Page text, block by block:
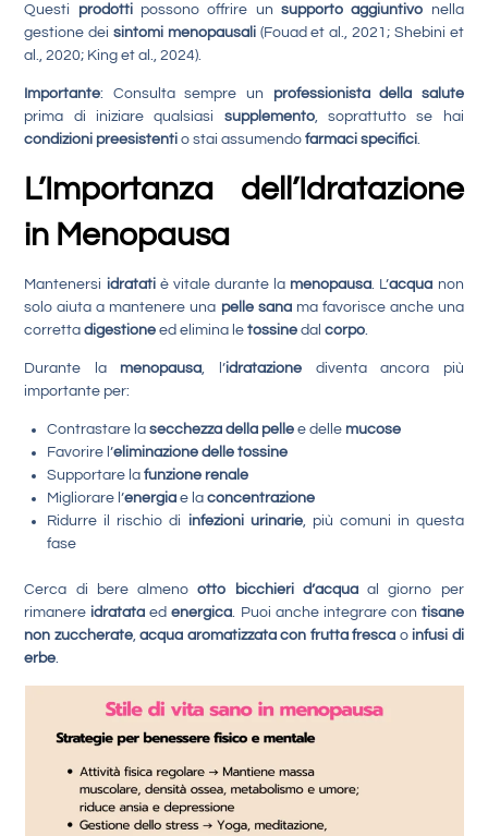
Questi prodottipossono offrire un supporto aggiuntivo nella
gestione dei sintomi menopausali(Fouad et al., 2021; Shebini et
al., 2020; King et al., 2024).
Importante: Consulta sempre un
professionista della salute
prima di iniziare qualsiasi supplemento, soprattutto se hai
condizioni preesistenti o stai assumendofarmaci specifici.
L’Importanza dell’Idratazione
in Menopausa
Mantenersi idratatiè vitale durante la menopausa. L’acqua non
solo aiuta a mantenere una pelle sanama favorisce anche una
correttadigestione ed elimina letossine dalcorpo.
Durante la menopausa, l’idratazione diventa ancora più
importante per:
Contrastare lasecchezza della pelle e delle mucose
Favorire l’eliminazione delle tossine
Supportare lafunzione renale
Migliorare l’energia e laconcentrazione
Ridurre il rischio di infezioni urinarie, più comuni in questa
fase
Cerca di bere almenootto bicchieri d’acquaal giorno per
rimanereidratata edenergica. Puoi anche integrare con tisane
non zuccherate,acqua aromatizzata con frutta fresca oinfusi di
erbe.